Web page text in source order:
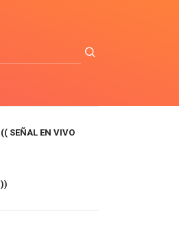
(( SEÑAL EN VIVO
))